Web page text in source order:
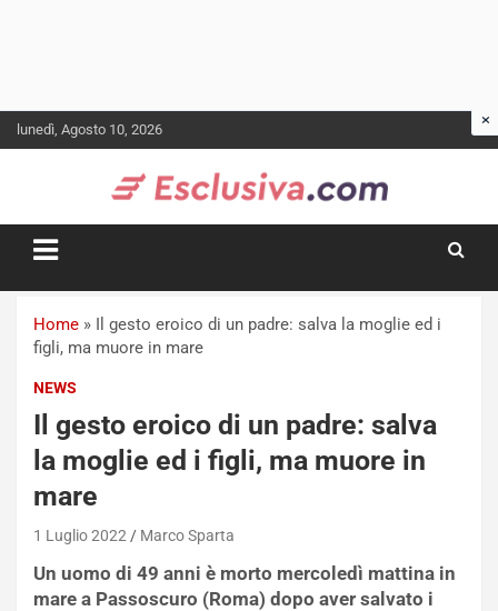
Skip
to
lunedì, Agosto 10, 2026
Home » Il gesto eroico di un padre: salva la moglie ed i
figli, ma muore in mare
NEWS
Il gesto eroico di un padre: salva
la moglie ed i figli, ma muore in
mare
1 Luglio 2022 Marco Sparta
Un uomo di 49 anni è morto mercoledì mattina in
mare a Passoscuro (Roma) dopo aver salvato i